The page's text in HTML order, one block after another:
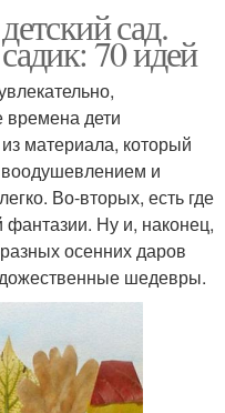
сад.
70 идей
времена дети
материала, который
и
Во-вторых, есть где
фантазии. Ну и, наконец,
осенних даров
шедевры.